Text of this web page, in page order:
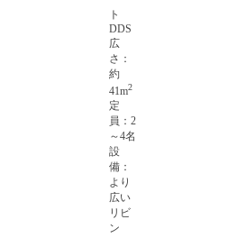
ト
DDS
広
さ：
約
41m2
定
員：2
～4名
設
備：
より
広い
リビ
ン